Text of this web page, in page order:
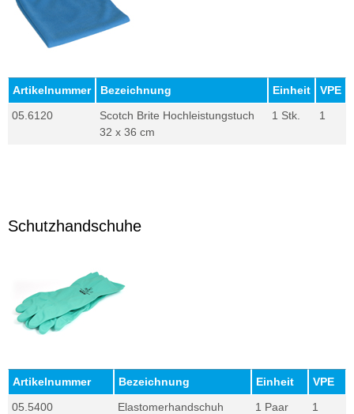
Artikelnummer Bezeichnung Einheit
VPE
05.6120
Scotch Brite Hochleistungstuch
32 x 36 cm
1 Stk. 1
Schutzhandschuhe
Artikelnummer Bezeichnung Einheit
VPE
05.5400
Elastomerhandschuh 1 Paar 1